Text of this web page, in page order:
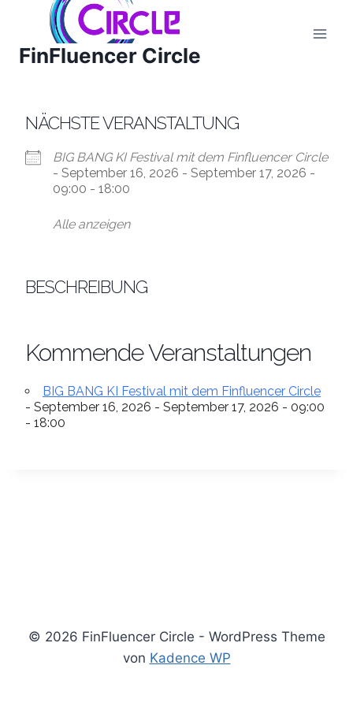
springen
FinFluencer Circle
NÄCHSTE VERANSTALTUNG
BIG BANG KI Festival mit dem Finfluencer Circle
- September 16, 2026 - September 17, 2026 -
09:00 - 18:00
Alle anzeigen
BESCHREIBUNG
Kommende Veranstaltungen
BIG BANG KI Festival mit dem Finfluencer Circle
- September 16, 2026 - September 17, 2026 - 09:00
- 18:00
© 2026 FinFluencer Circle - WordPress Theme
von Kadence WP